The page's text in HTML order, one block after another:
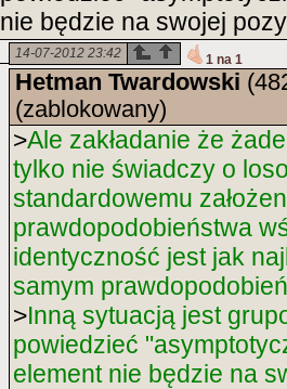
nie będzie na swojej
14-07-2012 23:42 1 na 1
Hetman Twardowski
(zablokowany)
>Ale zakładanie że
tylko nie świadczy o
standardowemu
prawdopodobieństwa
identyczność jest jak
samym
>Inną sytuacją jest
powiedzieć
element nie będzie na